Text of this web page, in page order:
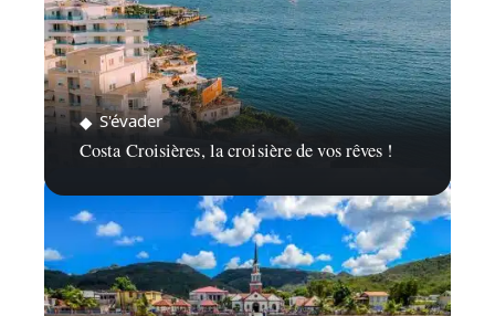
S'évader
Costa Croisières, la croisière de vos rêves !